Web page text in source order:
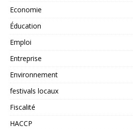
Economie
Éducation
Emploi
Entreprise
Environnement
festivals locaux
Fiscalité
HACCP